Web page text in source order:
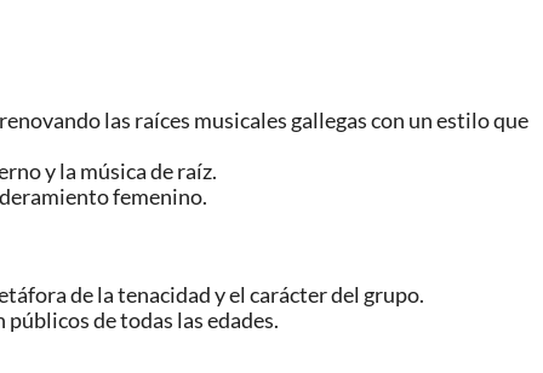
las raíces musicales gallegas con un estilo que
y la música de raíz.
femenino.
de la tenacidad y el carácter del grupo.
de todas las edades.